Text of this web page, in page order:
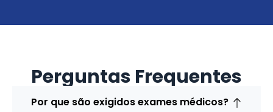
Perguntas Frequentes
Por que são exigidos exames médicos?